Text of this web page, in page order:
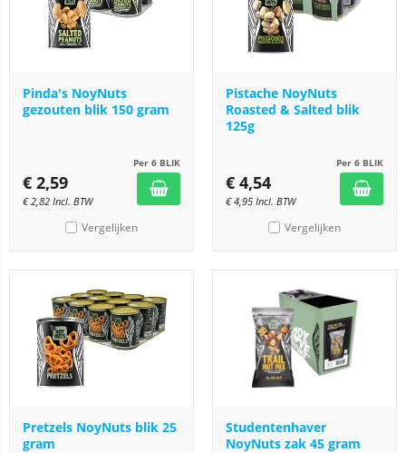
Pinda's NoyNuts
gezouten blik 150 gram
Per 6 BLIK
€ 2,59
€2,82 Incl. BTW
Vergelijken
Pistache NoyNuts
Roasted & Salted blik
125g
Per 6 BLIK
€ 4,54
€4,95 Incl. BTW
Vergelijken
Pretzels NoyNuts blik 25
gram
Studentenhaver
NoyNuts zak 45 gram